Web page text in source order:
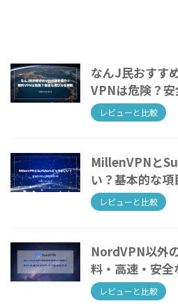
なんJ民おすす
VPNは危険？
レビューと比較
MillenVPNと
い？基本的な
レビューと比較
NordVPN以外
料・高速・安
レビューと比較